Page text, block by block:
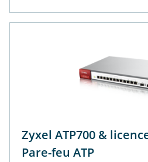
Zyxel ATP700 &
Pare-feu ATP